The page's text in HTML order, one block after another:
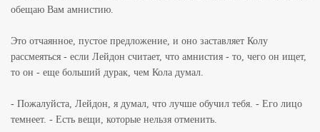
обещаю Вам амнистию.
Это отчаянное, пустое предложение, и оно заставляет Колу
рассмеяться - если Лейдон считает, что амнистия - то, чего он ищет,
то он - еще больший дурак, чем Кола думал.
- Пожалуйста, Лейдон, я думал, что лучше обучил тебя. - Его лицо
темнеет. - Есть вещи, которые нельзя отменить.